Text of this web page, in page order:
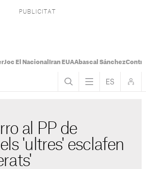
Joc El Nacional Iran EUAAbascal Sánchez
al PP de
'ultres' esclafen